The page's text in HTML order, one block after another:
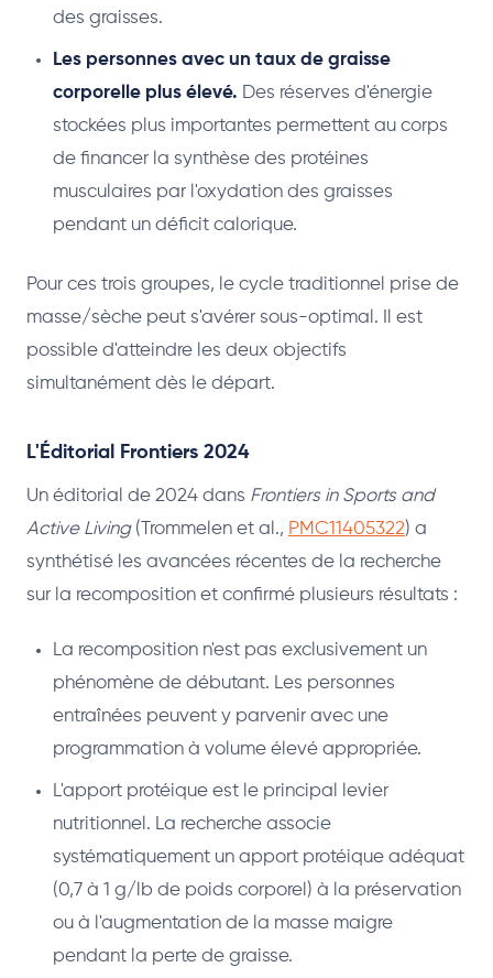
des graisses.
Les personnes avec un taux de graisse
corporelle plus élevé. Des réserves d'énergie
stockées plus importantes permettent au corps
de financer la synthèse des protéines
musculaires par l'oxydation des graisses
pendant un déficit calorique.
Pour ces trois groupes, le cycle traditionnel prise de
masse/sèche peut s'avérer sous-optimal. Il est
possible d'atteindre les deux objectifs
simultanément dès le départ.
L'Éditorial Frontiers 2024
Un éditorial de 2024 dans Frontiers in Sports and
Active Living(Trommelen et al., PMC11405322) a
synthétisé les avancées récentes de la recherche
sur la recomposition et confirmé plusieurs résultats :
La recomposition n'est pas exclusivement un
phénomène de débutant. Les personnes
entraînées peuvent y parvenir avec une
programmation à volume élevé appropriée.
L'apport protéique est le principal levier
nutritionnel. La recherche associe
systématiquement un apport protéique adéquat
(0,7 à 1 g/lb de poids corporel) à la préservation
ou à l'augmentation de la masse maigre
pendant la perte de graisse.